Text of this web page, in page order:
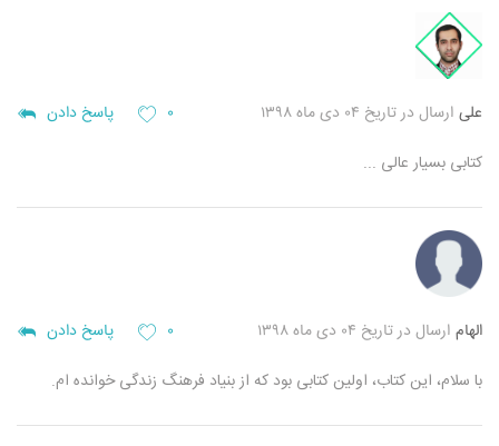
علی ارسال در تاریخ ۰۴ دی ماه ۱۳۹۸ ۰ پاسخ دادن
کتابی بسیار عالی ...
الهام ارسال در تاریخ ۰۴ دی ماه ۱۳۹۸ ۰ پاسخ دادن
با سلام، این کتاب، اولین کتابی بود که از بنیاد فرهنگ زندگی خوانده ام.